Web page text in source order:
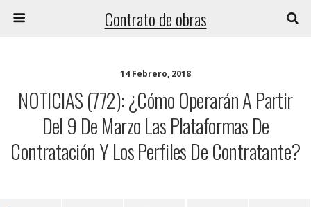
Contrato de obras
14 Febrero, 2018
NOTICIAS (772): ¿Cómo Operarán A Partir
Del 9 De Marzo Las Plataformas De
Contratación Y Los Perfiles De Contratante?